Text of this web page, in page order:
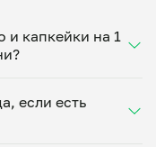
и капкейки на 1
свежее
прямо с плиты.
если есть